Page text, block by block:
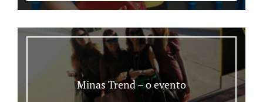
Minas Trend – o evento